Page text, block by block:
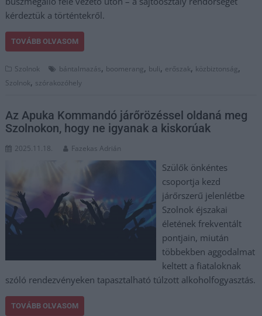
kérdeztük a történtekről.
TOVÁBB OLVASOM
Szolnok bántalmazás, boomerang, buli, erőszak, közbiztonság,
Szolnok, szórakozóhely
Az Apuka Kommandó járőrözéssel oldaná meg
Szolnokon, hogy ne igyanak a kiskorúak
2025.11.18. Fazekas Adrián
Szülők önkéntes
csoportja kezd
járőrszerű jelenlétbe
Szolnok éjszakai
életének frekventált
pontjain, miután
többekben aggodalmat
keltett a fiataloknak
szóló rendezvényeken tapasztalható túlzott alkoholfogyasztás.
TOVÁBB OLVASOM